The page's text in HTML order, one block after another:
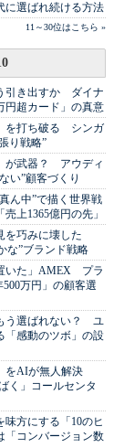
に選ばれ続ける方法
11～30位はこちら »
引き出すか ダイナ
円超カード」の真意
を打ち破る シンガ
り戦略”
が武器？ アウディ
い”顧客づくり
ん中”で描く世界戦
上1365億円の先」
を巧みに壊した
な”ブランド戦略
いた」AMEX プラ
万円」の顧客選
う選ばれない？ ユ
「感動のツボ」の設
をAIが無人解決
く」コールセンタ
味方にする「10のヒ
コンバージョン数